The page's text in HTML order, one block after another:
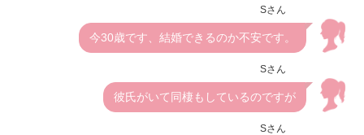
Sさん
今30歳です、結婚できるのか不安です。
Sさん
彼氏がいて同棲もしているのですが
Sさん